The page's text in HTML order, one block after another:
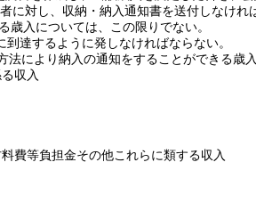
に対し、収納・納入通知書を送付しなけれ
入については、この限りでない。
達するように発しなければならない。
により納入の通知をすることができる歳
収入
費等負担金その他これらに類する収入